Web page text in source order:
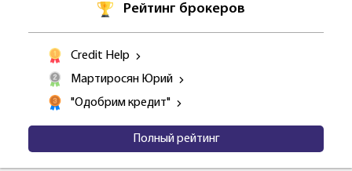
Рейтинг брокеров
Credit Help
Мартиросян Юрий
"Одобрим кредит"
Полный рейтинг